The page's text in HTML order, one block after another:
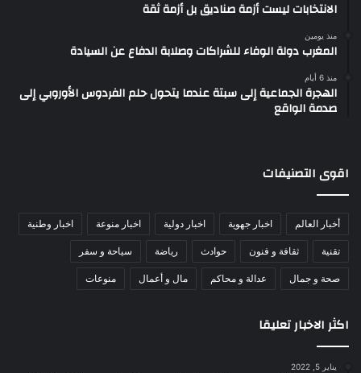
الانتخابات ليست أزمة صناديق بل أزمة ثقة
منذ يومين
المغرب دولة الوفاء للشراكات وصلابة الدفاع عن السيادة
منذ 6 أيام
الهجرة الجماعية إلى سبتة عندما يتحول حلم الفردوس الأوروبي إلى
صدمة الواقع
اقوى التصنيفات
أخبار العالم اخبار جهوية اخبار دولية اخبار منوعة اخبار وطنية
تقنية ثقافة و فنون حوادث رياضة سياحة و سفر
صحة و جمال عدالة و محاكم مال و أعمال منوعات
اكثر الاخبار تعليقا
يناير 5, 2022